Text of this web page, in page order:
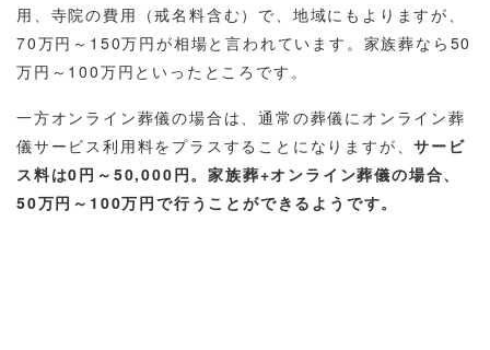
用、寺院の費用（戒名料含む）で、地域にもよりますが、
70万円～150万円が相場と言われています。家族葬なら50
万円～100万円といったところです。
一方オンライン葬儀の場合は、通常の葬儀にオンライン葬
儀サービス利用料をプラスすることになりますが、サービ
ス料は0円～50,000円。家族葬+オンライン葬儀の場合、
50万円～100万円で行うことができるようです。